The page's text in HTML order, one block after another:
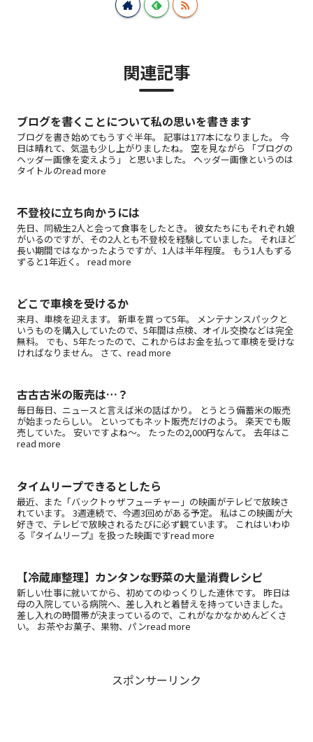
関連記事
ブログを書くことについて私の思いを書きます
ブログを書き始めてもうすぐ半年。 記事は177本になりました。 今
日は晴れて、気温も少し上がりましたね。 空を見ながら 「ブログの
ヘッダー画像を変えよう」 と思いました。 ヘッダー画像というのは
タイトルのread more
不登校に立ち向かうには
先日、同級生2人と会って食事をしたとき。 彼女たちにもそれぞれ娘
がいるのですが、その2人とも不登校を経験していました。 それほど
長い期間ではなかったようですが、1人は半年程度。 もう1人もずる
ずると1年近く。 read more
どこで車検を受けるか
来月、車検を迎えます。 新車を買って5年。 メンテナンスパックと
いうものを購入していたので、5年間は点検、オイル交換などは完全
無料。 でも、5年たったので、これからはお金を払って車検を受けな
ければなりません。 さて、read more
古古古米の販売は…？
毎日毎日、ニュースと言えば米の話ばかり。 とうとう備蓄米の販売
が始まったらしい。 といってもネット販売だけのよう。 楽天でも販
売していた。 安いですよね～。 たったの2,000円なんて。 去年はこ
read more
タイムリープできるとしたら
最近、また「バックトゥザフューチャー」の映画がテレビで放映さ
れています。 3週連続で、今週3回めがある予定。 私はこの映画が大
好きで、テレビで放映されるたびに必ず観ています。 これはいわゆ
る『タイムリープ』を扱った映画ですread more
【冷蔵庫整理】カンタンな野菜の大量消費レシピ
新しい仕事に就いてから、初めてのゆっくりした連休です。 昨日は
母の入院している病院へ、差し入れと着替えを持っていきました。
差し入れの時間帯が決まっているので、これがなかなかめんどくさ
い。 お茶やお菓子、果物、パンread more
スポンサーリンク